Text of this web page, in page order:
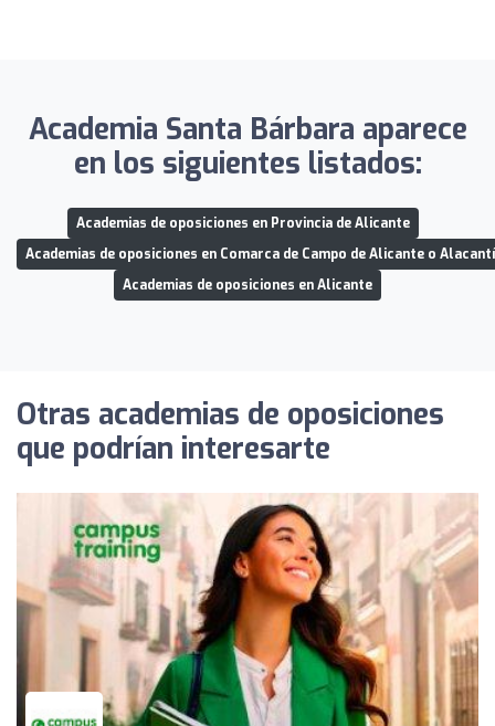
Academia Santa Bárbara aparece
en los siguientes listados:
Academias de oposiciones en Provincia de Alicante
Academias de oposiciones en Comarca de Campo de Alicante o Alacantí
Academias de oposiciones en Alicante
Otras academias de oposiciones
que podrían interesarte